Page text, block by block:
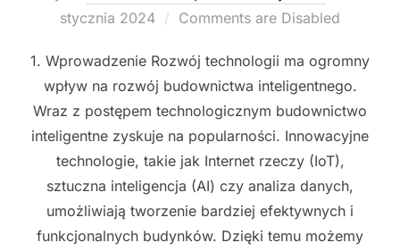
stycznia 2024
Comments are Disabled
1. Wprowadzenie Rozwój technologii ma ogromny
wpływ na rozwój budownictwa inteligentnego.
Wraz z postępem technologicznym budownictwo
inteligentne zyskuje na popularności. Innowacyjne
technologie, takie jak Internet rzeczy (IoT),
sztuczna inteligencja (AI) czy analiza danych,
umożliwiają tworzenie bardziej efektywnych i
funkcjonalnych budynków. Dzięki temu możemy